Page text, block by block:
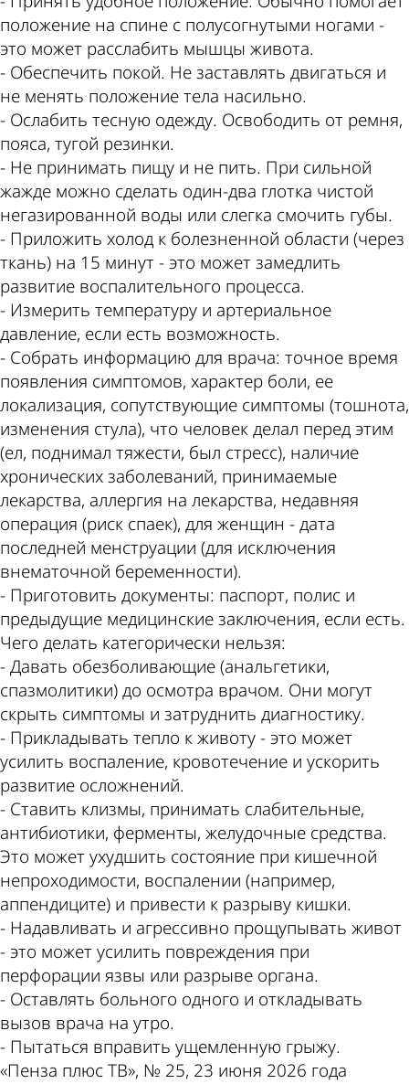
положение на спине с полусогнутыми ногами -
это может расслабить мышцы живота.
- Обеспечить покой. Не заставлять двигаться и
не менять положение тела насильно.
- Ослабить тесную одежду. Освободить от ремня,
пояса, тугой резинки.
- Не принимать пищу и не пить. При сильной
жажде можно сделать один-два глотка чистой
негазированной воды или слегка смочить губы.
- Приложить холод к болезненной области (через
ткань) на 15 минут - это может замедлить
развитие воспалительного процесса.
- Измерить температуру и артериальное
давление, если есть возможность.
- Собрать информацию для врача: точное время
появления симптомов, характер боли, ее
локализация, сопутствующие симптомы (тошнота,
изменения стула), что человек делал перед этим
(ел, поднимал тяжести, был стресс), наличие
хронических заболеваний, принимаемые
лекарства, аллергия на лекарства, недавняя
операция (риск спаек), для женщин - дата
последней менструации (для исключения
внематочной беременности).
- Приготовить документы: паспорт, полис и
предыдущие медицинские заключения, если есть.
Чего делать категорически нельзя:
- Давать обезболивающие (анальгетики,
спазмолитики) до осмотра врачом. Они могут
скрыть симптомы и затруднить диагностику.
- Прикладывать тепло к животу - это может
усилить воспаление, кровотечение и ускорить
развитие осложнений.
- Ставить клизмы, принимать слабительные,
антибиотики, ферменты, желудочные средства.
Это может ухудшить состояние при кишечной
непроходимости, воспалении (например,
аппендиците) и привести к разрыву кишки.
- Надавливать и агрессивно прощупывать живот
- это может усилить повреждения при
перфорации язвы или разрыве органа.
- Оставлять больного одного и откладывать
вызов врача на утро.
- Пытаться вправить ущемленную грыжу.
«Пенза плюс ТВ», № 25, 23 июня 2026 года